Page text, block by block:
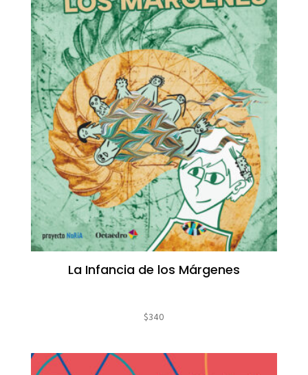
La Infancia de los Márgenes
$340